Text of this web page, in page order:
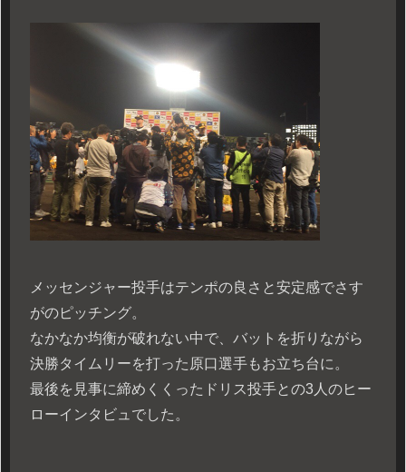
メッセンジャー投手はテンポの良さと安定感でさす
がのピッチング。
なかなか均衡が破れない中で、バットを折りながら
決勝タイムリーを打った原口選手もお立ち台に。
最後を見事に締めくくったドリス投手との3人のヒー
ローインタビュでした。